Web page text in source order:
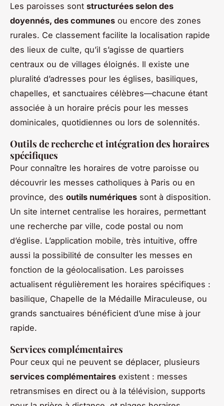
Les paroisses sont structurées selon des
doyennés, des communes ou encore des zones
rurales. Ce classement facilite la localisation rapide
des lieux de culte, qu’il s’agisse de quartiers
centraux ou de villages éloignés. Il existe une
pluralité d’adresses pour les églises, basiliques,
chapelles, et sanctuaires célèbres—chacune étant
associée à un horaire précis pour les messes
dominicales, quotidiennes ou lors de solennités.
Outils de recherche et intégration des horaires
spécifiques
Pour connaître les horaires de votre paroisse ou
découvrir les messes catholiques à Paris ou en
province, des outils numériques sont à disposition.
Un site internet centralise les horaires, permettant
une recherche par ville, code postal ou nom
d’église. L’application mobile, très intuitive, offre
aussi la possibilité de consulter les messes en
fonction de la géolocalisation. Les paroisses
actualisent régulièrement les horaires spécifiques :
basilique, Chapelle de la Médaille Miraculeuse, ou
grands sanctuaires bénéficient d’une mise à jour
rapide.
Services complémentaires
Pour ceux qui ne peuvent se déplacer, plusieurs
services complémentaires existent : messes
retransmises en direct ou à la télévision, supports